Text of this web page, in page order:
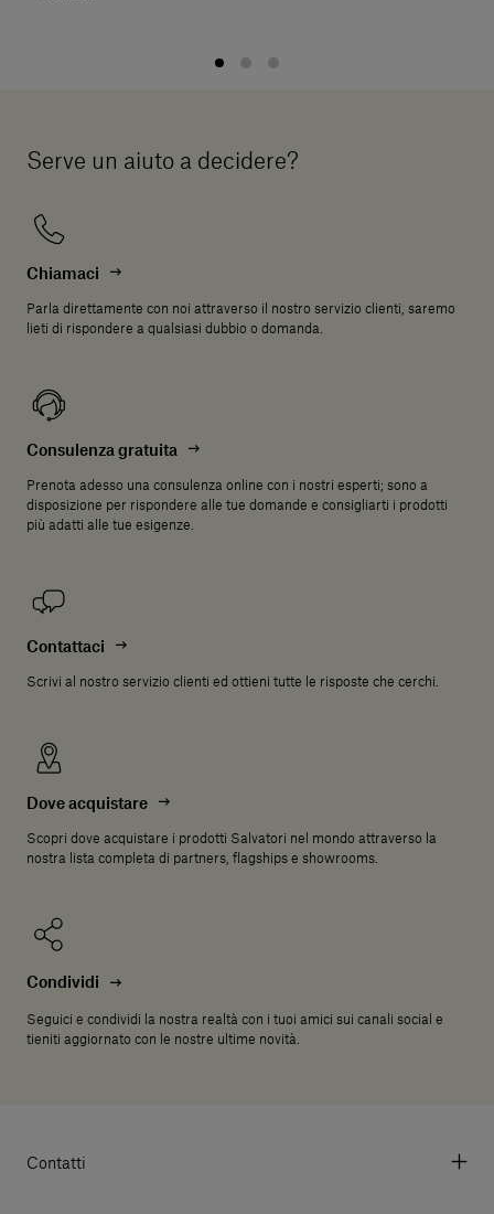
Serve un aiuto a decidere?
Chiamaci
Parla direttamente con noi attraverso il nostro servizio clienti, saremo
lieti di rispondere a qualsiasi dubbio o domanda.
Consulenza gratuita
Prenota adesso una consulenza online con i nostri esperti; sono a
disposizione per rispondere alle tue domande e consigliarti i prodotti
più adatti alle tue esigenze.
Contattaci
Scrivi al nostro servizio clienti ed ottieni tutte le risposte che cerchi.
Dove acquistare
Scopri dove acquistare i prodotti Salvatori nel mondo attraverso la
nostra lista completa di partners, flagships e showrooms.
Condividi
Seguici e condividi la nostra realtà con i tuoi amici sui canali social e
tieniti aggiornato con le nostre ultime novità.
Contatti